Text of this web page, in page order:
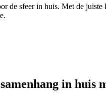
de sfeer in huis. Met de
in huis